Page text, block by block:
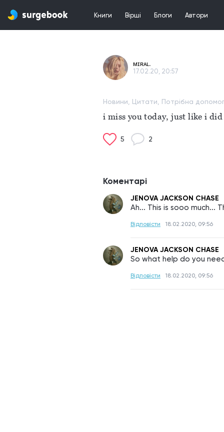
Книги Вірші Блоги Автори
ᴍɪʀᴀʟ.
17.02.20, 20:57
Новини, Цитати, Потрібна
i miss you today, just like i
5 2
Коментарі
JENOVA JACKSON CHASE
Ah... This is sooo much...
Відповісти 18.02.2020, 09:56
JENOVA JACKSON CHASE
So what help do you
Відповісти 18.02.2020, 09:56